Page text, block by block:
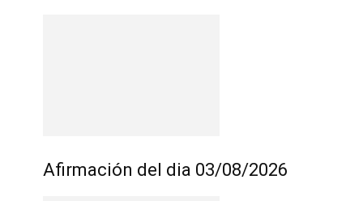
Afirmación del dia 03/08/2026